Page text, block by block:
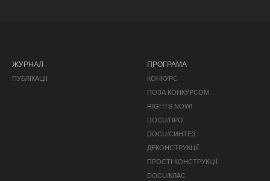
ЖУРНАЛ
ПУБЛІКАЦІЇ
ПРОГРАМА
КОНКУРС
ПОЗА КОНКУРСОМ
RIGHTS NOW!
DOCU/ПРО
DOCU/СИНТЕЗ
ДЕКОНСТРУКЦІЇ
ПРОСТІ КОНСТРУКЦІЇ
DOCU/КЛАС